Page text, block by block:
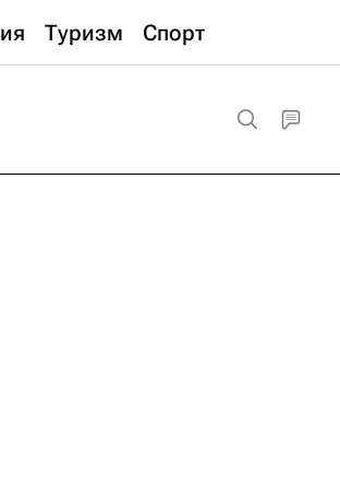
Туризм Спорт